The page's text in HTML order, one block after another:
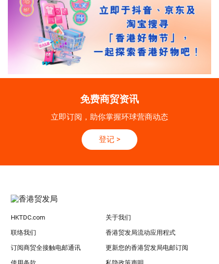
免费商贸资讯
立即订阅，助你掌握环球营商动态
登记 >
HKTDC.com 关于我们
联络我们 香港贸发局流动应用程式
订阅商贸全接触电邮通讯 更新您的香港贸发局电邮订阅